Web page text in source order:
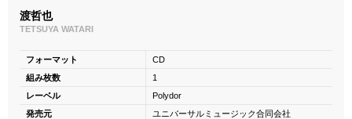
渡哲也
TETSUYA WATARI
フォーマット
CD
組み枚数
1
レーベル
Polydor
発売元
ユニバーサルミュージック合同会社